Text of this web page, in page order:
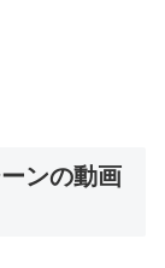
ンの動画